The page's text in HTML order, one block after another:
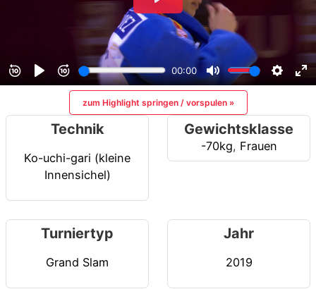
zum Highlight springen / vorspulen »
Technik
Ko-uchi-gari (kleine
Innensichel)
Gewichtsklasse
-70kg, Frauen
Turniertyp
Grand Slam
Jahr
2019